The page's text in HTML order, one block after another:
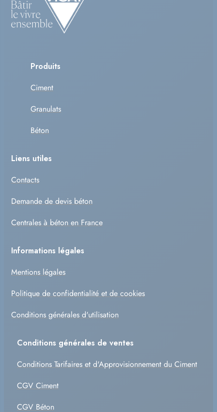
Produits
Ciment
Granulats
Béton
Liens utiles
Contacts
Demande de devis béton
Centrales à béton en France
Informations légales
Mentions légales
Politique de confidentialité et de cookies
Conditions générales d'utilisation
Conditions générales de ventes
Conditions Tarifaires et d'Approvisionnement du Ciment
CGV Ciment
CGV Béton